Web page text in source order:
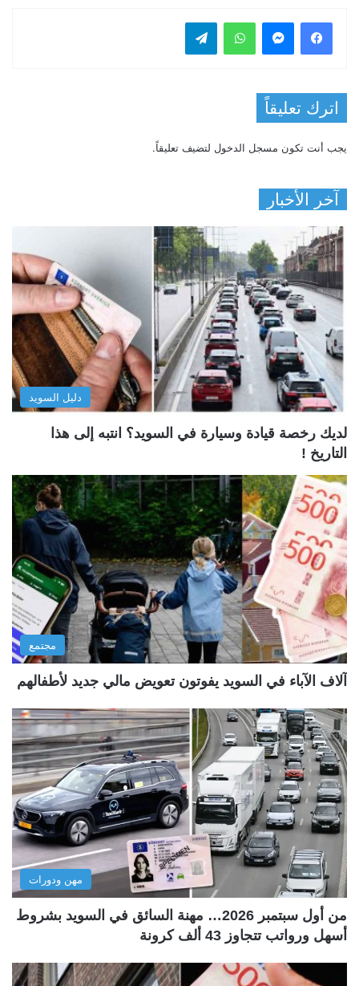
فيسبوك واتساب
اترك تعليقاً
يجب أنت تكون مسجل الدخول لتضيف تعليقاً.
آخر الأخبار
دليل السويد
لديك رخصة قيادة وسيارة في السويد؟ انتبه إلى هذا
التاريخ !
مجتمع
آلاف الآباء في السويد يفوتون تعويض مالي جديد لأطفالهم
مهن ودورات
من أول سبتمبر 2026… مهنة السائق في السويد بشروط
أسهل ورواتب تتجاوز 43 ألف كرونة